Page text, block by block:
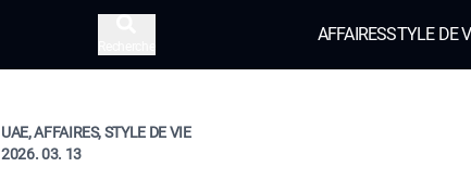
AFFAIRESSTYLE DE
UAE, AFFAIRES, STYLE DE VIE
2026. 03. 13